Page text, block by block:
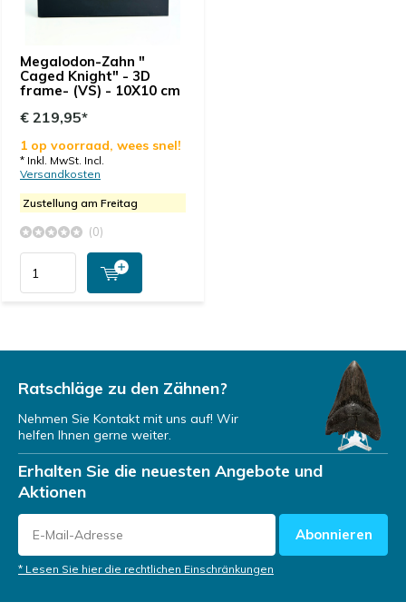
Megalodon-Zahn "
Caged Knight" - 3D
frame- (VS) - 10X10 cm
€ 219,95*
1 op voorraad, wees snel!
* Inkl. MwSt. Incl.
Versandkosten
Zustellung am Freitag
(0)
Ratschläge zu den Zähnen?
Nehmen Sie Kontakt mit uns auf! Wir
helfen Ihnen gerne weiter.
Erhalten Sie die neuesten Angebote und
Aktionen
Abonnieren
* Lesen Sie hier die rechtlichen Einschränkungen